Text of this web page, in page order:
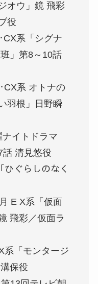
オウ」鏡 飛彩
役
CX系「シグナ
」第8～10話
CX系 オトナの
羽根」日野瞬
イトドラマ
話 清見悠役
ひぐらしのなく
E X系「仮面
飛彩／仮面ラ
系「モンタージ
保役